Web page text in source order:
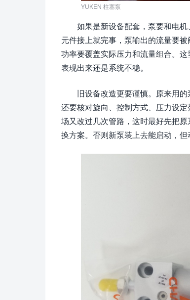
YUKEN 柱塞泵
如果是新设备配套，泵要和电
元件接上就完事，泵输出的流量要
功率要覆盖实际压力和流量组合。
表现出来还是系统不稳。
旧设备改造更要谨慎。原来用
还要核对旋向、控制方式、压力设
场又改过几次管路，这时最好先把
换方案。否则新泵装上去能启动，但